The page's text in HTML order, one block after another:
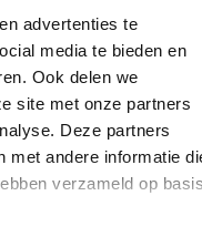
advertenties te
media te bieden en
Ook delen we
site met onze partners
Deze partners
met andere informatie
verzameld op